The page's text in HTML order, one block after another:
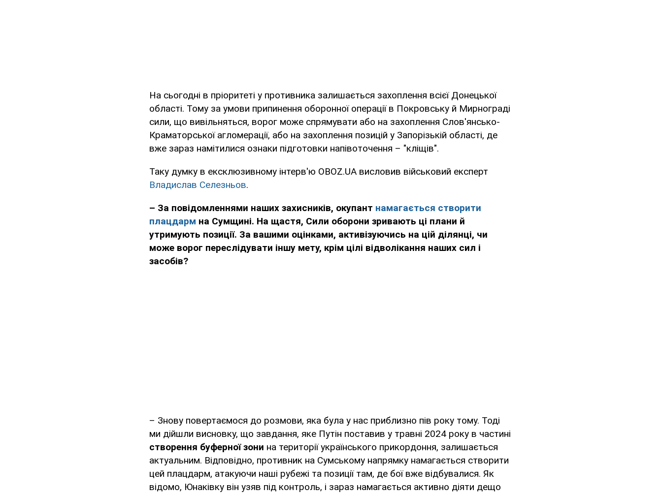
На сьогодні в пріоритеті у противника залишається захоплення всієї Донецької
області. Тому за умови припинення оборонної операції в Покровську й Мирнограді
сили, що вивільняться, ворог може спрямувати або на захоплення Слов'янсько-
Краматорської агломерації, або на захоплення позицій у Запорізькій області, де
вже зараз намітилися ознаки підготовки напівоточення – "кліщів".
Таку думку в ексклюзивному інтерв'ю OBOZ.UA висловив військовий експерт
Владислав Селезньов.
– За повідомленнями наших захисників, окупант намагається створити
плацдарм на Сумщині. На щастя, Сили оборони зривають ці плани й
утримують позиції. За вашими оцінками, активізуючись на цій ділянці, чи
може ворог переслідувати іншу мету, крім цілі відволікання наших сил і
засобів?
– Знову повертаємося до розмови, яка була у нас приблизно пів року тому. Тоді
ми дійшли висновку, що завдання, яке Путін поставив у травні 2024 року в частині
створення буферної зони на території українського прикордоння, залишається
актуальним. Відповідно, противник на Сумському напрямку намагається створити
цей плацдарм, атакуючи наші рубежі та позиції там, де бої вже відбувалися. Як
відомо, Юнаківку він узяв під контроль, і зараз намагається активно діяти дещо